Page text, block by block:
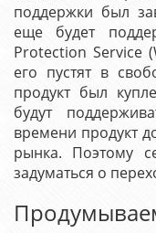
поддержки был
еще будет
Protection Service
его пустят в
продукт был
будут
времени продукт
рынка. Поэтому
задуматься о